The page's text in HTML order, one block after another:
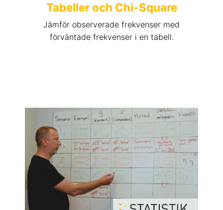
Tabeller och Chi-Square
Jämför observerade frekvenser med
förväntade frekvenser i en tabell.